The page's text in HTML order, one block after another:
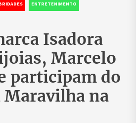
ENTRETENIMENTO
Isadora
Marcelo
participam do
na